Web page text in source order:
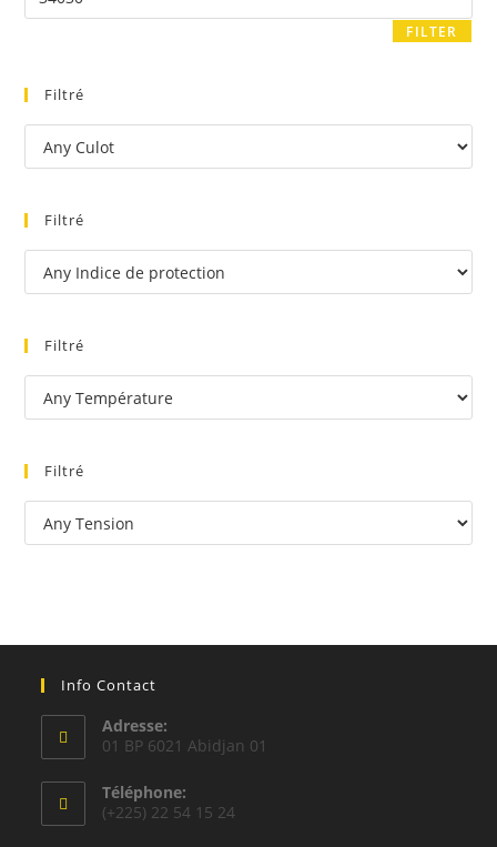
FILTER
Filtré
Filtré
Filtré
Filtré
Info Contact
Adresse:
01 BP 6021 Abidjan 01
Téléphone:
(+225) 22 54 15 24